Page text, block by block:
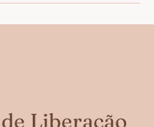
Liberação